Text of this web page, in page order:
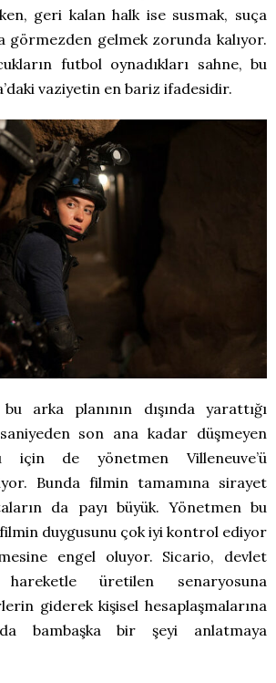
geri kalan halk ise susmak, suça
görmezden gelmek zorunda kalıyor.
futbol oynadıkları sahne, bu
vaziyetin en bariz ifadesidir.
arka planının dışında yarattığı
son ana kadar düşmeyen
için de yönetmen Villeneuve’ü
Bunda filmin tamamına sirayet
da payı büyük. Yönetmen bu
filmin duygusunu çok iyi kontrol ediyor
engel oluyor. Sicario, devlet
hareketle üretilen senaryosuna
giderek kişisel hesaplaşmalarına
bambaşka bir şeyi anlatmaya